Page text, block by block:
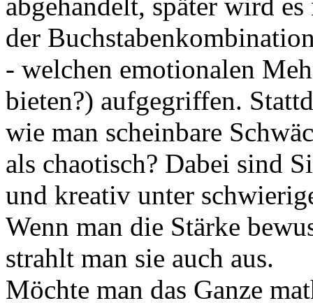
abgehandelt, später wird
der
- welchen emotionalen
bieten?) aufgegriffen.
wie man scheinbare
als chaotisch? Dabei sind
und kreativ unter
Wenn man die Stärke
strahlt man sie auch aus.
Möchte man das Ganze